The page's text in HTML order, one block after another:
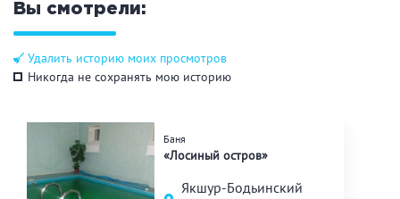
Вы смотрели:
Удалить историю моих просмотров
Никогда не сохранять мою историю
Баня
«Лосиный остров»
Якшур-Бодьинский